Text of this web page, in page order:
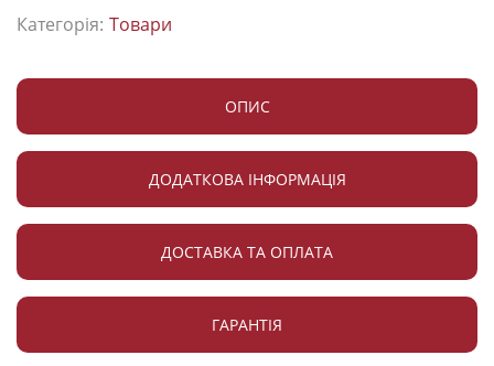
Категорія: Товари
ОПИС
ДОДАТКОВА ІНФОРМАЦІЯ
ДОСТАВКА ТА ОПЛАТА
ГАРАНТІЯ